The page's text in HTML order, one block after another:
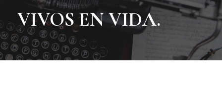
VIVOS EN VIDA.